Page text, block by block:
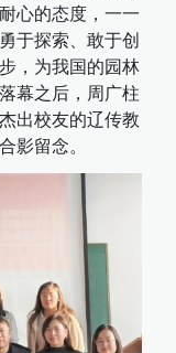
心的态度，一一
于探索、敢于创
，为我国的园林
幕之后，周广柱
出校友的辽传教
影留念。